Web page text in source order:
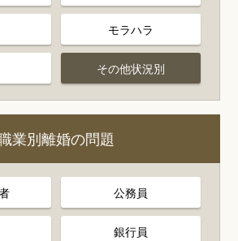
モラハラ
その他状況別
業別離婚の問題
公務員
銀行員